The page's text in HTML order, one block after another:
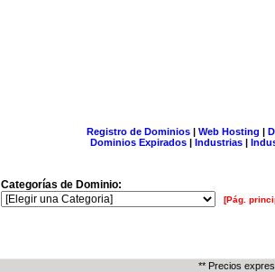
Registro de Dominios| Web Hosting |
Dominios Expirados | Industrias |
Categorías de Dominio:
[Pág.
** Precios